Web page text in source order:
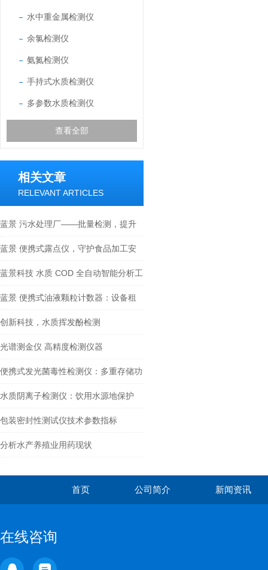
水中重金属检测仪
余氯检测仪
氨氮检测仪
手持式水质检测仪
多参数水质检测仪
查看全部
相关文章
RELEVANT ARTICLES
蓝景 污水处理厂——批量检测，提升
运维效率
蓝景 便携式露点仪，守护食品加工安
全
蓝景科技 水质 COD 全自动智能分析工
作站：智能互联，引-领检测新潮流
蓝景 便携式油液颗粒计数器：设备租
赁公司——降低资产损耗的“管理帮手”
创新科技，水质挥发酚检测
光谱测金仪 高精度检测仪器
便携式发光菌毒性检测仪：多重存储功
能满足多样需求
水质阴离子检测仪：饮用水源地保护
—— 生命之源的 “忠诚护卫”
包装密封性测试仪技术参数指标
分析水产养殖业用药现状
首页 公司简介 新闻资讯
在线咨询